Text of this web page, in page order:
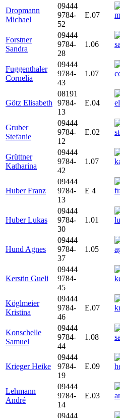
Dropmann
Michael
09444
9784-
52
E.07
Forstner
Sandra
09444
9784-
28
1.06
Fuggenthaler
Cornelia
09444
9784-
43
1.07
Götz Elisabeth
08191
9784-
13
E.04
Gruber
Stefanie
09444
9784-
12
E.02
Grüttner
Katharina
09444
9784-
42
1.07
Huber Franz
09444
9784-
13
E 4
Huber Lukas
09444
9784-
30
1.01
Hund Agnes
09444
9784-
37
1.05
Kerstin Gueli
09444
9784-
45
Köglmeier
Kristina
09444
9784-
46
E.07
Konschelle
Samuel
09444
9784-
44
1.08
Krieger Heike
09444
9784-
19
E.09
Lehmann
André
09444
9784-
14
E.03
09444